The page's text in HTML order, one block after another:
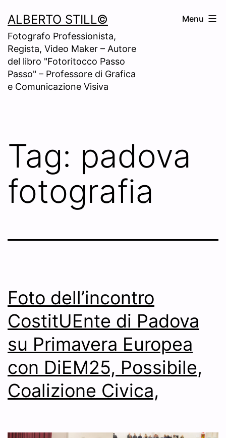
to
content
ALBERTO STILL©
Fotografo Professionista,
Regista, Video Maker – Autore
del libro "Fotoritocco Passo
Passo" – Professore di Grafica
e Comunicazione Visiva
Menu
Tag: padova
fotografia
Foto dell’incontro
CostitUEnte di Padova
su Primavera Europea
con DiEM25, Possibile,
Coalizione Civica,